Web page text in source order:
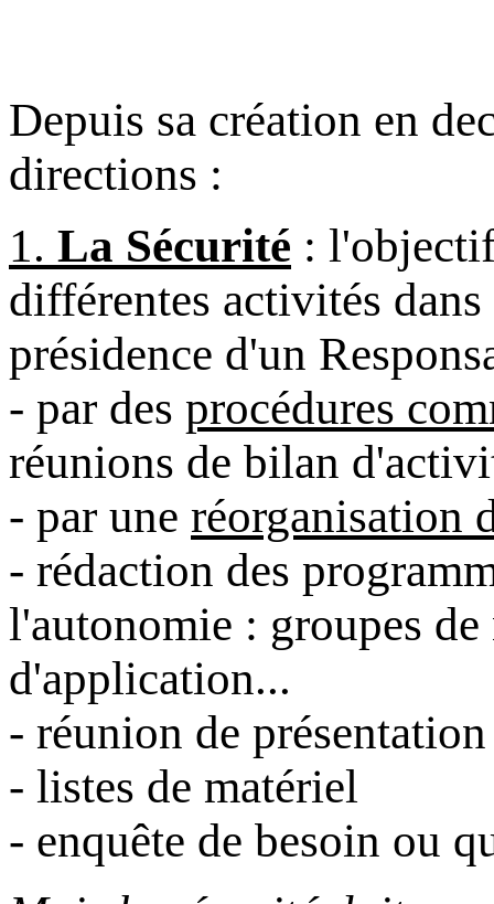
Depuis sa création en
directions :
1. La Sécurité :
différentes activités
présidence d'un
- par des procédures
réunions de bilan
- par une réorganisation
- rédaction des
l'autonomie : groupes
d'application...
- réunion de
- listes de matériel
- enquête de besoin ou